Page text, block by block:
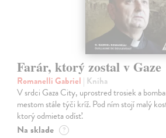
Farár, ktorý zostal v Gaze
Romanelli Gabriel | Kniha
V srdci Gaza City, uprostred trosiek a
mestom stále týči kríž. Pod ním stojí malý
ktorý odmieta odísť.
Na sklade ?